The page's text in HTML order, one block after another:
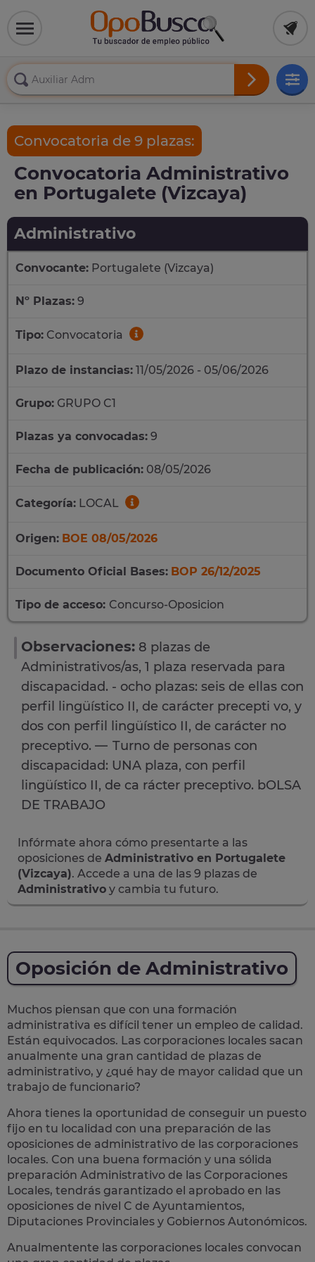
Convocatoria de 9 plazas:
Convocatoria Administrativo
en Portugalete (Vizcaya)
Administrativo
Convocante: Portugalete (Vizcaya)
Nº Plazas: 9
Tipo: Convocatoria
Plazo de instancias: 11/05/2026 - 05/06/2026
Grupo: GRUPO C1
Plazas ya convocadas: 9
Fecha de publicación: 08/05/2026
Categoría: LOCAL
Origen: BOE 08/05/2026
Documento Oficial Bases: BOP 26/12/2025
Tipo de acceso: Concurso-Oposicion
Observaciones: 8 plazas de
Administrativos/as, 1 plaza reservada para
discapacidad. - ocho plazas: seis de ellas con
perfil lingüístico II, de carácter precepti vo, y
dos con perfil lingüístico II, de carácter no
preceptivo. — Turno de personas con
discapacidad: UNA plaza, con perfil
lingüístico II, de ca rácter preceptivo. bOLSA
DE TRABAJO
Infórmate ahora cómo presentarte a las
oposiciones de Administrativo en Portugalete
(Vizcaya). Accede a una de las 9 plazas de
Administrativo y cambia tu futuro.
Oposición de Administrativo
Muchos piensan que con una formación
administrativa es difícil tener un empleo de calidad.
Están equivocados. Las corporaciones locales sacan
anualmente una gran cantidad de plazas de
administrativo, y ¿qué hay de mayor calidad que un
trabajo de funcionario?
Ahora tienes la oportunidad de conseguir un puesto
fijo en tu localidad con una preparación de las
oposiciones de administrativo de las corporaciones
locales. Con una buena formación y una sólida
preparación Administrativo de las Corporaciones
Locales, tendrás garantizado el aprobado en las
oposiciones de nivel C de Ayuntamientos,
Diputaciones Provinciales y Gobiernos Autonómicos.
Anualmentente las corporaciones locales convocan